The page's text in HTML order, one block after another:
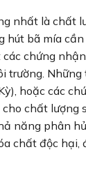
nhất là chất
hút bã mía
chứng
trường. Những
hoặc các
chất lượng
năng phân
chất độc hại,